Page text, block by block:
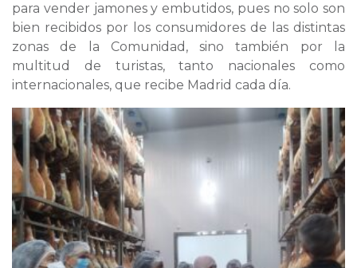
para vender jamones y embutidos, pues no solo son
bien recibidos por los consumidores de las distintas
zonas de la Comunidad, sino también por la
multitud de turistas, tanto nacionales como
internacionales, que recibe Madrid cada día.